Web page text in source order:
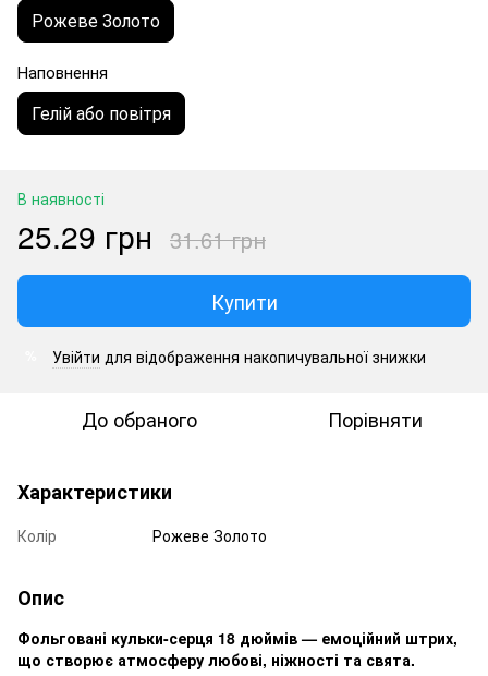
Рожеве Золото
Наповнення
Гелій або повітря
В наявності
25.29 грн 31.61 грн
Купити
Увійти для відображення накопичувальної знижки
До обраного Порівняти
Характеристики
Колір Рожеве Золото
Опис
Фольговані кульки-серця 18 дюймів — емоційний штрих,
що створює атмосферу любові, ніжності та свята.